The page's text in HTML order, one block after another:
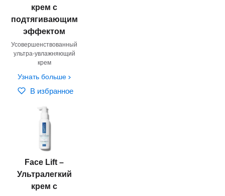
крем с
подтягивающим
эффектом
Усовершенствованный
ультра-увлажняющий
крем
Узнать больше
В избранное
Face Lift –
Ультралегкий
крем с